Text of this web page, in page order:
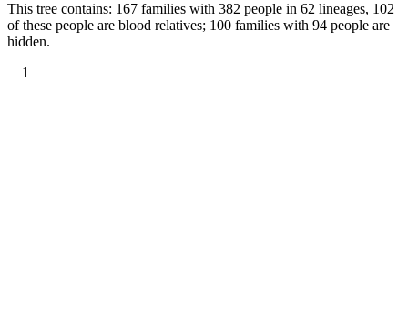
This tree contains: 167 families with 382 people in 62 lineages, 102
of these people are blood relatives; 100 families with 94 people are
hidden.
1